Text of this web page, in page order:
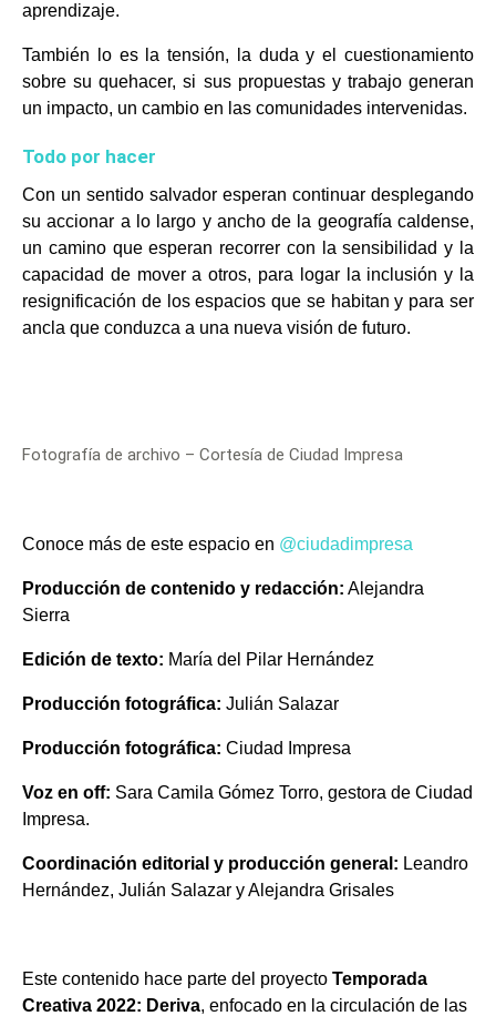
aprendizaje.
También lo es la tensión, la duda y el cuestionamiento
sobre su quehacer, si sus propuestas y trabajo generan
un impacto, un cambio en las comunidades intervenidas.
Todo por hacer
Con un sentido salvador esperan continuar desplegando
su accionar a lo largo y ancho de la geografía caldense,
un camino que esperan recorrer con la sensibilidad y la
capacidad de mover a otros, para logar la inclusión y la
resignificación de los espaciosque se habitan y para ser
ancla que conduzca a una nueva visión de futuro.
Fotografía de archivo – Cortesía de Ciudad Impresa
Conoce más de este espacio en @ciudadimpresa
Producción de contenido y redacción: Alejandra
Sierra
Edición de texto: María del Pilar Hernández
Producción fotográfica: Julián Salazar
Producción fotográfica: Ciudad Impresa
Voz en off: Sara Camila Gómez Torro, gestora de Ciudad
Impresa.
Coordinación editorial y producción general: Leandro
Hernández, Julián Salazar y Alejandra Grisales
Este contenido hace parte del proyecto Temporada
Creativa 2022: Deriva, enfocado en la circulación de las